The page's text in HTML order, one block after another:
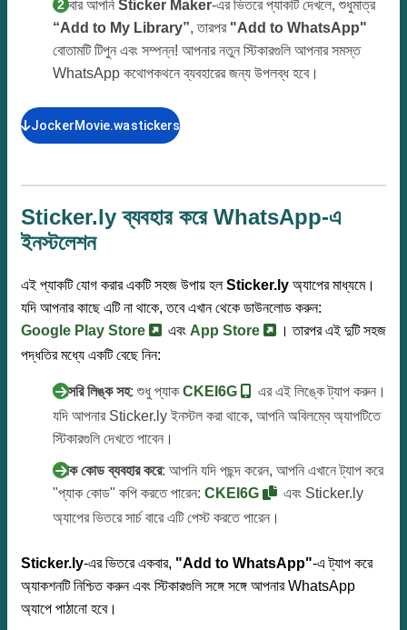
একবার আপনি Sticker Maker-এর ভিতরে প্যাকটি দেখলে, শুধুমাত্র
“Add to My Library”, তারপর "Add to WhatsApp"
বোতামটি টিপুন এবং সম্পন্ন! আপনার নতুন স্টিকারগুলি আপনার সমস্ত
WhatsApp কথোপকথনে ব্যবহারের জন্য উপলব্ধ হবে।
JockerMovie.wastickers
Sticker.ly ব্যবহার করে WhatsApp-এ
ইনস্টলেশন
এই প্যাকটি যোগ করার একটি সহজ উপায় হলSticker.ly অ্যাপের মাধ্যমে।
যদি আপনার কাছে এটি না থাকে, তবে এখান থেকে ডাউনলোড করুন:
Google Play Store
এবং App Store
। তারপর এই দুটি সহজ
পদ্ধতির মধ্যে একটি বেছে নিন:
সরাসরি লিঙ্ক সহ: শুধু প্যাক CKEI6G
এর এই লিঙ্কে ট্যাপ করুন।
যদি আপনার Sticker.ly ইনস্টল করা থাকে, আপনি অবিলম্বে অ্যাপটিতে
স্টিকারগুলি দেখতে পাবেন।
প্যাক কোড ব্যবহার করে: আপনি যদি পছন্দ করেন, আপনি এখানে ট্যাপ করে
"প্যাক কোড" কপি করতে পারেন: CKEI6G
এবং Sticker.ly
অ্যাপের ভিতরে সার্চ বারে এটি পেস্ট করতে পারেন।
Sticker.ly-এর ভিতরে একবার, "Add to WhatsApp"-এ ট্যাপ করে
অ্যাকশনটি নিশ্চিত করুন এবং স্টিকারগুলি সঙ্গে সঙ্গে আপনার WhatsApp
অ্যাপে পাঠানো হবে।